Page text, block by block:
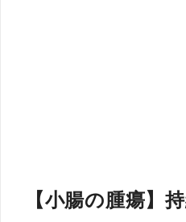
【小腸の腫瘍】